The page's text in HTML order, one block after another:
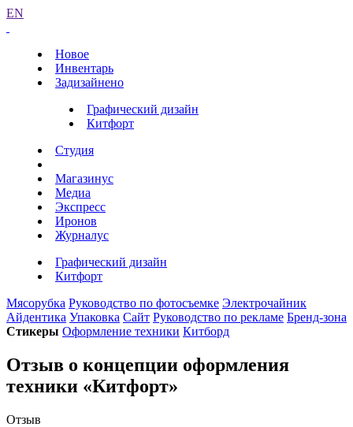
EN
Новое
Инвентарь
Задизайнено
Графический дизайн
Китфорт
Студия
Магазинус
Медиа
Экспресс
Иронов
Журналус
Графический дизайн
Китфорт
Мясорубка Руководство по фотосъемке Электрочайник
Айдентика Упаковка Сайт Руководство по рекламе Бренд-зона
Стикеры Оформление техники Китборд
Отзыв о концепции оформления
техники «Китфорт»
Отзыв